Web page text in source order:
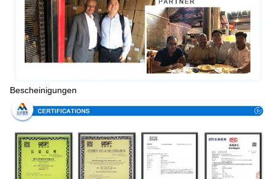
Bescheinigungen